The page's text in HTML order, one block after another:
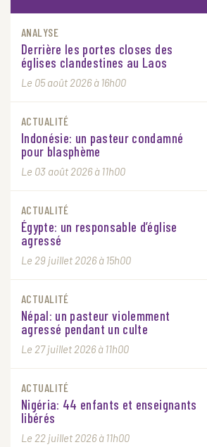
ANALYSE
Derrière les portes closes des
églises clandestines au Laos
Le 05 août 2026 à 16h00
ACTUALITÉ
Indonésie: un pasteur condamné
pour blasphème
Le 03 août 2026 à 11h00
ACTUALITÉ
Égypte: un responsable d’église
agressé
Le 29 juillet 2026 à 15h00
ACTUALITÉ
Népal: un pasteur violemment
agressé pendant un culte
Le 27 juillet 2026 à 11h00
ACTUALITÉ
Nigéria: 44 enfants et enseignants
libérés
Le 22 juillet 2026 à 11h00